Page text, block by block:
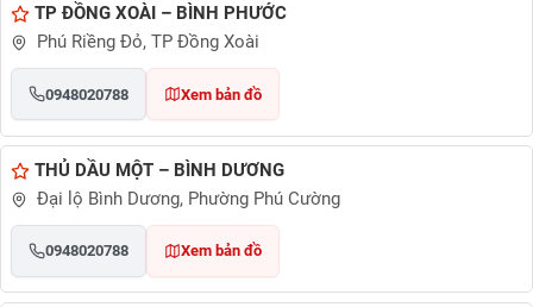
TP ĐỒNG XOÀI – BÌNH PHƯỚC
Phú Riềng Đỏ, TP Đồng Xoài
0948020788 Xem bản đồ
THỦ DẦU MỘT – BÌNH DƯƠNG
Đại lộ Bình Dương, Phường Phú Cường
0948020788 Xem bản đồ